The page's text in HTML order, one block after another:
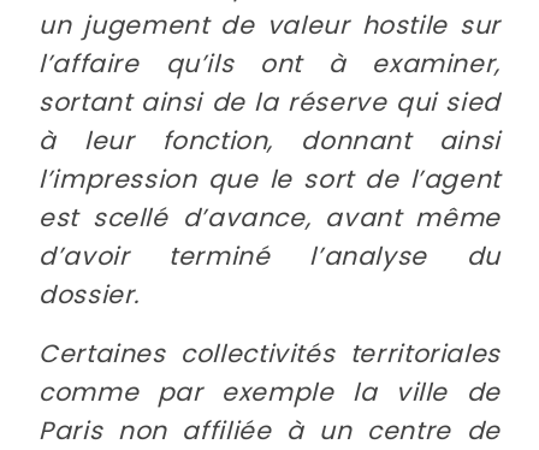
un jugement de valeur hostile sur
l’affaire qu’ils ont à examiner,
sortant ainsi de la réserve qui sied
à leur fonction, donnant ainsi
l’impression que le sort de l’agent
est scellé d’avance, avant même
d’avoir terminé l’analyse du
dossier.
Certaines collectivités territoriales
comme par exemple la ville de
Paris non affiliée à un centre de